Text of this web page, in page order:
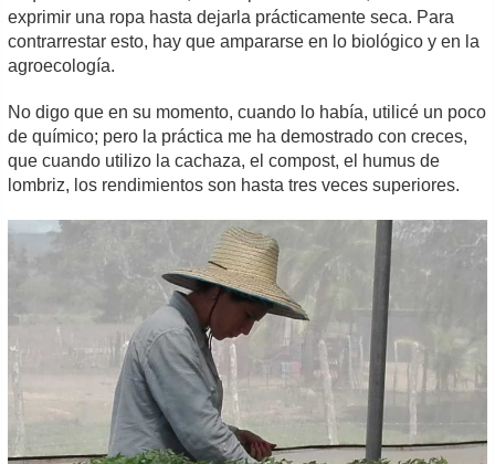
exprimir una ropa hasta dejarla prácticamente seca. Para
contrarrestar esto, hay que ampararse en lo biológico y en la
agroecología.
No digo que en su momento, cuando lo había, utilicé un poco
de químico; pero la práctica me ha demostrado con creces,
que cuando utilizo la cachaza, el compost, el humus de
lombriz, los rendimientos son hasta tres veces superiores.